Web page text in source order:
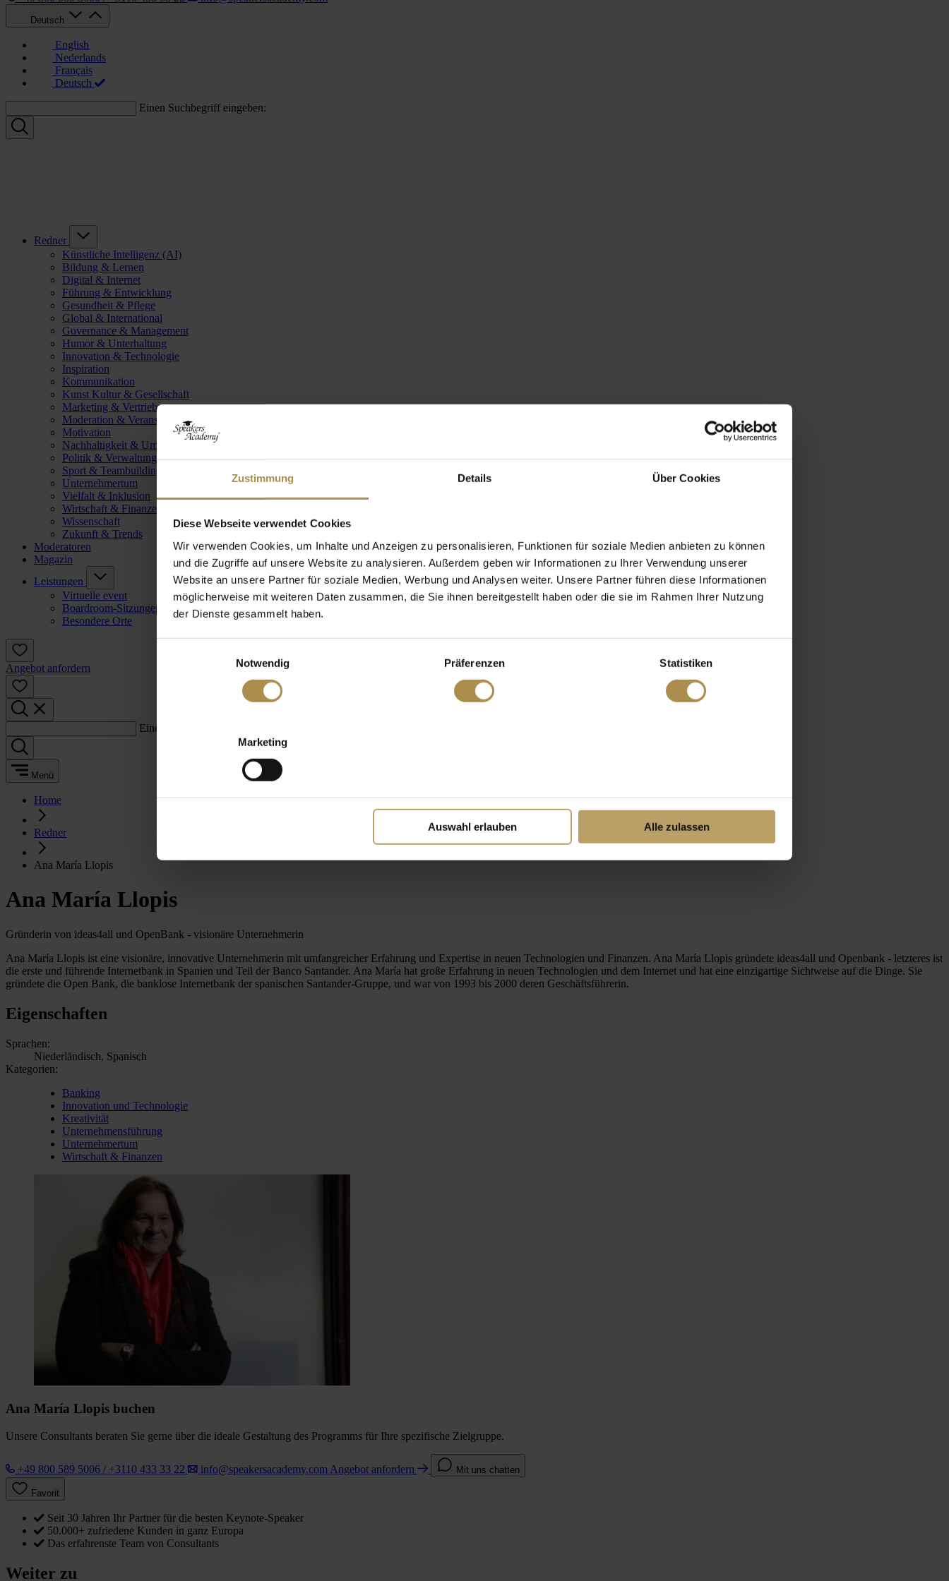
Zustimmung Details Über Cookies
Diese Webseite verwendet Cookies
Wir verwenden Cookies, um Inhalte und Anzeigen zu personalisieren, Funktionen für soziale Medien anbieten zu können
und die Zugriffe auf unsere Website zu analysieren. Außerdem geben wir Informationen zu Ihrer Verwendung unserer
Website an unsere Partner für soziale Medien, Werbung und Analysen weiter. Unsere Partner führen diese Informationen
möglicherweise mit weiteren Daten zusammen, die Sie ihnen bereitgestellt haben oder die sie im Rahmen Ihrer Nutzung
der Dienste gesammelt haben.
Notwendig
Präferenzen Statistiken
Marketing
Auswahl erlauben Alle zulassen
Deutsch
English
Nederlands
Français
Deutsch
Einen Suchbegriff eingeben:
Redner
Künstliche Intelligenz (AI)
Bildung & Lernen
Digital & Internet
Führung & Entwicklung
Gesundheit & Pflege
Global & International
Governance & Management
Humor & Unterhaltung
Innovation & Technologie
Inspiration
Kommunikation
Kunst Kultur & Gesellschaft
Marketing & Vertrieb
Moderation & Veranstaltungsleitung
Motivation
Nachhaltigkeit & Umwelt
Politik & Verwaltung
Sport & Teambuilding
Unternehmertum
Vielfalt & Inklusion
Wirtschaft & Finanzen
Wissenschaft
Zukunft & Trends
Moderatoren
Magazin
Leistungen
Virtuelle event
Boardroom-Sitzungen
Besondere Orte
Angebot anfordern
Einen Suchbegriff eingeben:
Menü
Home
Redner
Ana María Llopis
Ana María Llopis
Gründerin von ideas4all und OpenBank - visionäre Unternehmerin
Ana María Llopis ist eine visionäre, innovative Unternehmerin mit umfangreicher Erfahrung und Expertise in neuen Technologien und Finanzen. Ana María Llopis gründete ideas4all und Openbank - letzteres ist
die erste und führende Internetbank in Spanien und Teil der Banco Santander. Ana María hat große Erfahrung in neuen Technologien und dem Internet und hat eine einzigartige Sichtweise auf die Dinge. Sie
gründete die Open Bank, die banklose Internetbank der spanischen Santander-Gruppe, und war von 1993 bis 2000 deren Geschäftsführerin.
Eigenschaften
Sprachen:
Niederländisch, Spanisch
Kategorien:
Banking
Innovation und Technologie
Kreativität
Unternehmensführung
Unternehmertum
Wirtschaft & Finanzen
Ana María Llopis buchen
Unsere Consultants beraten Sie gerne über die ideale Gestaltung des Programms für Ihre spezifische Zielgruppe.
+49 800 589 5006 / +3110 433 33 22 info@speakersacademy.com Angebot anfordern Mit uns chatten
Favorit
Seit 30 Jahren Ihr Partner für die besten Keynote-Speaker
50.000+ zufriedene Kunden in ganz Europa
Das erfahrenste Team von Consultants
Weiter zu